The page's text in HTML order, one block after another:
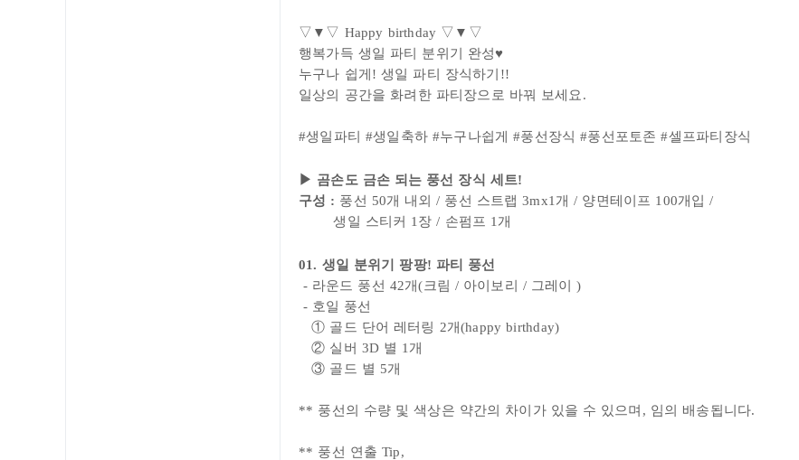
▽▼▽ Happy birthday ▽▼▽
행복가득 생일 파티 분위기 완성♥
누구나 쉽게! 생일 파티 장식하기!!
일상의 공간을 화려한 파티장으로 바꿔 보세요.
#생일파티 #생일축하 #누구나쉽게 #풍선장식 #풍선포토존 #셀프파티장식
▶ 곰손도 금손 되는 풍선 장식 세트!
구성 : 풍선 50개 내외 / 풍선 스트랩 3mx1개 / 양면테이프 100개입 /
생일 스티커 1장 / 손펌프 1개
01. 생일 분위기 팡팡! 파티 풍선
- 라운드 풍선 42개(크림 / 아이보리 / 그레이)
- 호일 풍선
① 골드 단어 레터링 2개(happy birthday)
② 실버 3D 별 1개
③ 골드 별 5개
** 풍선의 수량 및 색상은 약간의 차이가 있을 수 있으며, 임의 배송됩니다.
** 풍선 연출 Tip,